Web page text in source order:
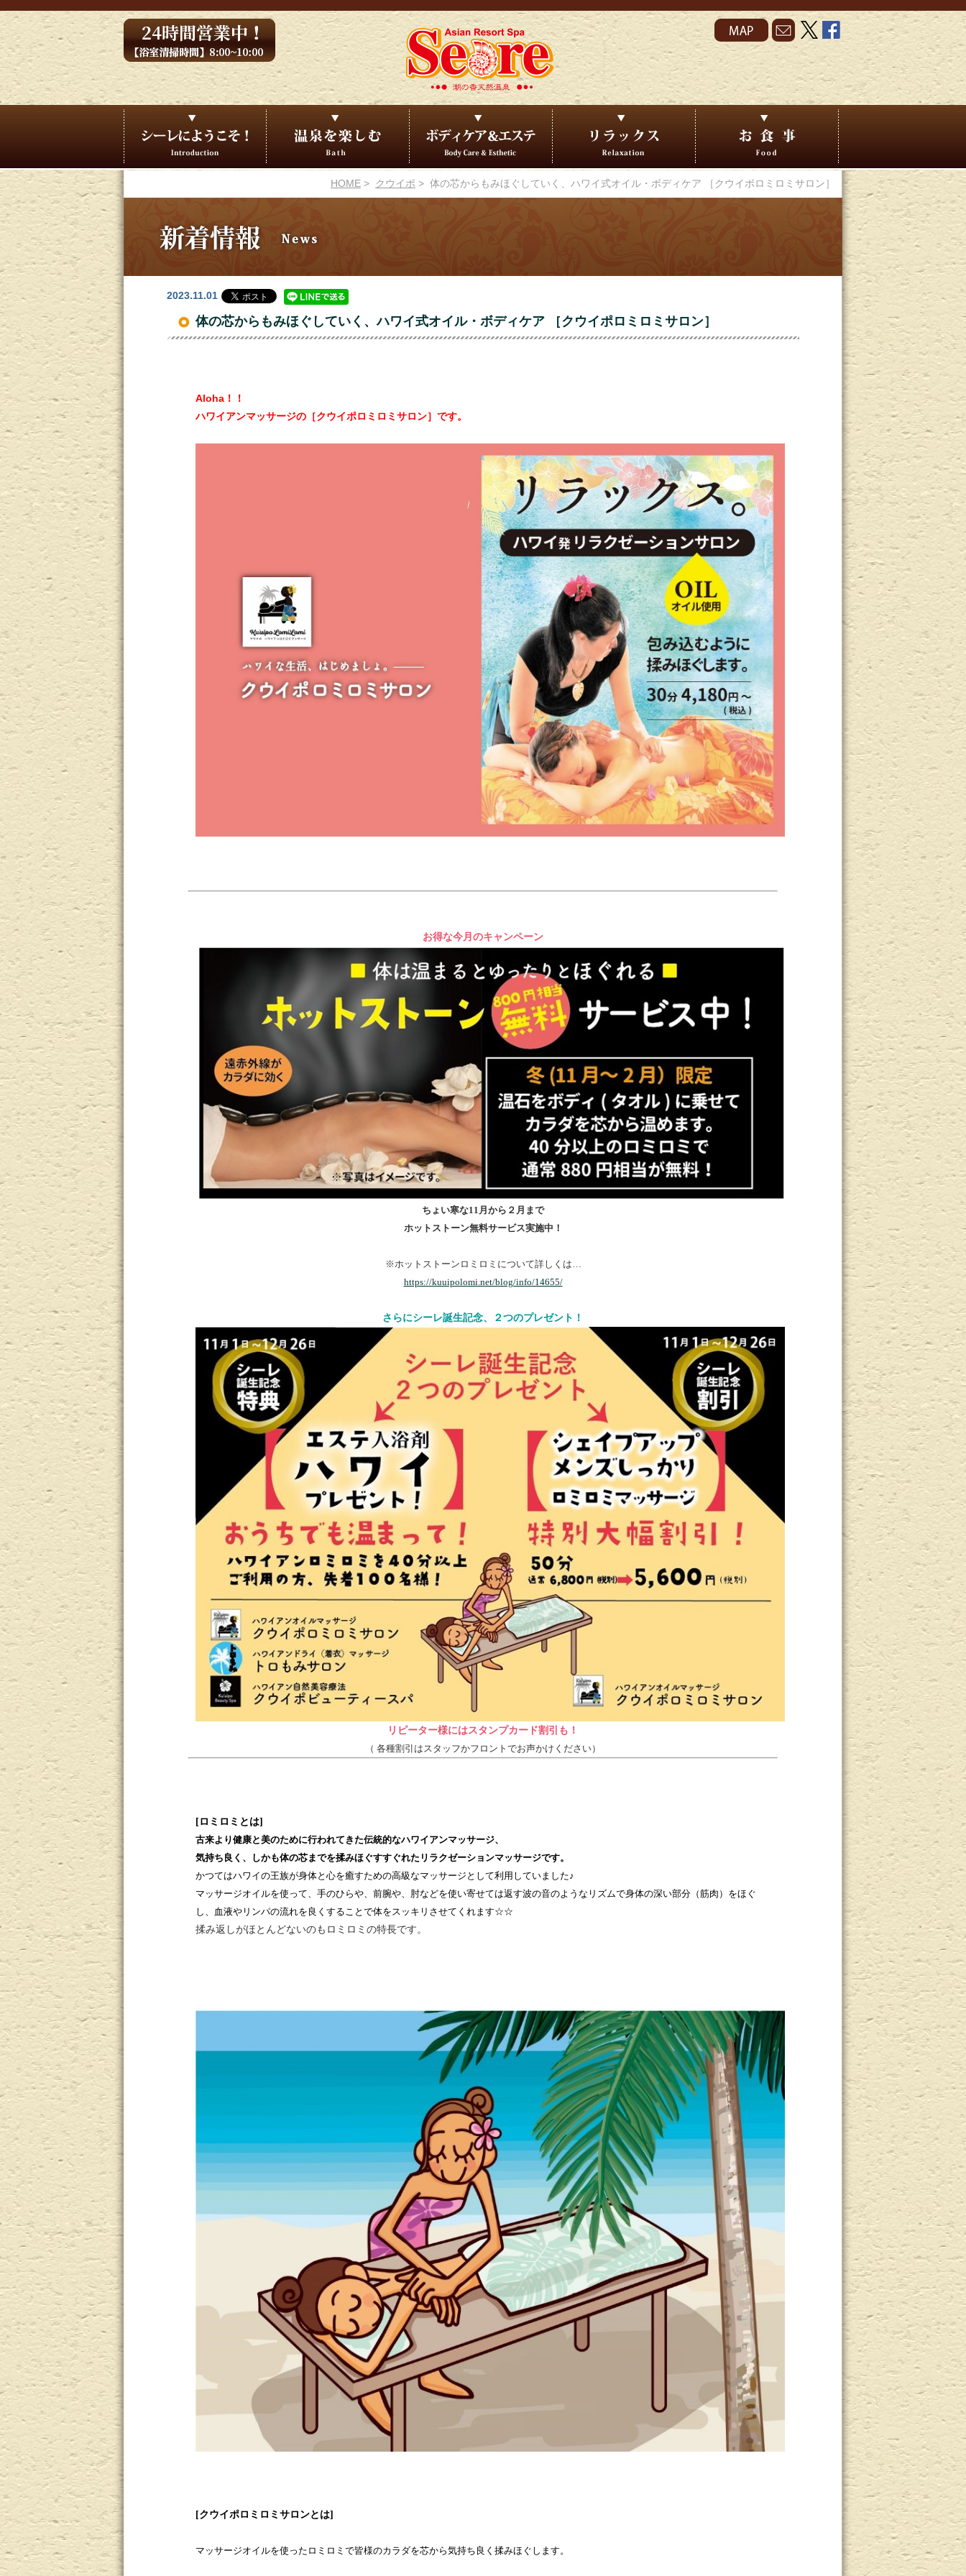
HOME > クウイポ > 体の芯からもみほぐしていく、ハワイ式オイル・ボディケア ［クウイポロミロミサロン］
2023.11.01
体の芯からもみほぐしていく、ハワイ式オイル・ボディケア ［クウイポロミロミサロン］
Aloha ！！
ハワイアンマッサージの［クウイポロミロミサロン］です。
お得な今月のキャンペーン
ちょい寒な11 月から２月まで
ホットストーン無料サービス実施中！
※ホットストーンロミロミについて詳しくは…
https://kuuipolomi.net/blog/info/14655/
さらにシーレ誕生記念、２つのプレゼント！
リピーター様にはスタンプカード割引も！
（ 各種割引はスタッフかフロントでお声かけください）
[ロミロミとは]
古来より健康と美のために行われてきた伝統的なハワイアンマッサージ、
気持ち良く、しかも体の芯までを揉みほぐすすぐれたリラクゼーションマッサージです。
かつてはハワイの王族が身体と心を癒すための高級なマッサージとして利用していました♪
マッサージオイルを使って、手のひらや、前腕や、肘などを使い寄せては返す波の音のようなリズムで身体の深い部分（筋肉）をほぐ
し、血液やリンパの流れを良くすることで体をスッキリさせてくれます☆☆
揉み返しがほとんどないのもロミロミの特長です。
[クウイポロミロミサロンとは]
マッサージオイルを使ったロミロミで皆様のカラダを芯から気持ち良く揉みほぐします。